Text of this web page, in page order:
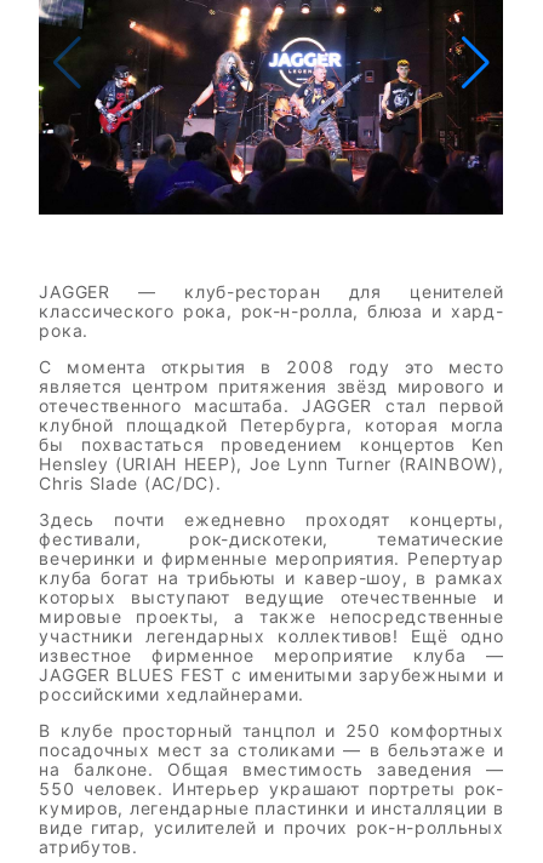
JAGGER — клуб-ресторан для ценителей
классического рока, рок-н-ролла, блюза и хард-
рока.
С момента открытия в 2008 году это место
является центром притяжения звёзд мирового и
отечественного масштаба. JAGGER стал первой
клубной площадкой Петербурга, которая могла
бы похвастаться проведением концертов Ken
Hensley (URIAH HEEP), Joe Lynn Turner (RAINBOW),
Chris Slade (AC/DC).
Здесь почти ежедневно проходят концерты,
фестивали, рок-дискотеки, тематические
вечеринки и фирменные мероприятия. Репертуар
клуба богат на трибьюты и кавер-шоу, в рамках
которых выступают ведущие отечественные и
мировые проекты, а также непосредственные
участники легендарных коллективов! Ещё одно
известное фирменное мероприятие клуба —
JAGGER BLUES FEST с именитыми зарубежными и
российскими хедлайнерами.
В клубе просторный танцпол и 250 комфортных
посадочных мест за столиками — в бельэтаже и
на балконе. Общая вместимость заведения —
550 человек. Интерьер украшают портреты рок-
кумиров, легендарные пластинки и инсталляции в
виде гитар, усилителей и прочих рок-н-ролльных
атрибутов.